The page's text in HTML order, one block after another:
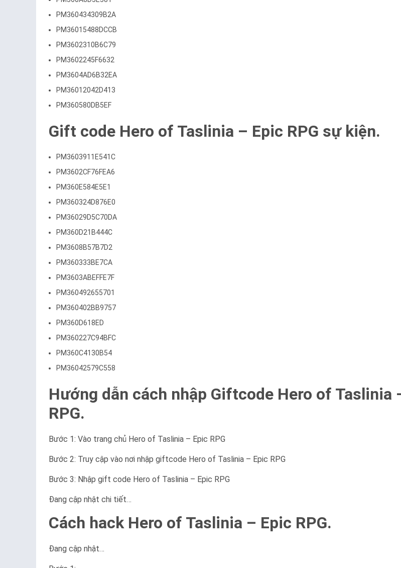
PM360434309B2A
PM36015488DCCB
PM3602310B6C79
PM3602245F6632
PM3604AD6B32EA
PM36012042D413
PM360580DB5EF
Gift code Hero of Taslinia – Epic RPG sự kiện.
PM3603911E541C
PM3602CF76FEA6
PM360E584E5E1
PM360324D876E0
PM36029D5C70DA
PM360D21B444C
PM3608B57B7D2
PM360333BE7CA
PM3603ABEFFE7F
PM360492655701
PM360402BB9757
PM360D618ED
PM360227C94BFC
PM360C4130B54
PM36042579C558
Hướng dẫn cách nhập Giftcode Hero of Taslinia
RPG.
Bước 1: Vào trang chủ Hero of Taslinia – Epic RPG
Bước 2: Truy cập vào nơi nhập giftcode Hero of Taslinia – Epic RPG
Bước 3: Nhập gift code Hero of Taslinia – Epic RPG
Đang cập nhật chi tiết…
Cách hack Hero of Taslinia – Epic RPG.
Đang cập nhật…